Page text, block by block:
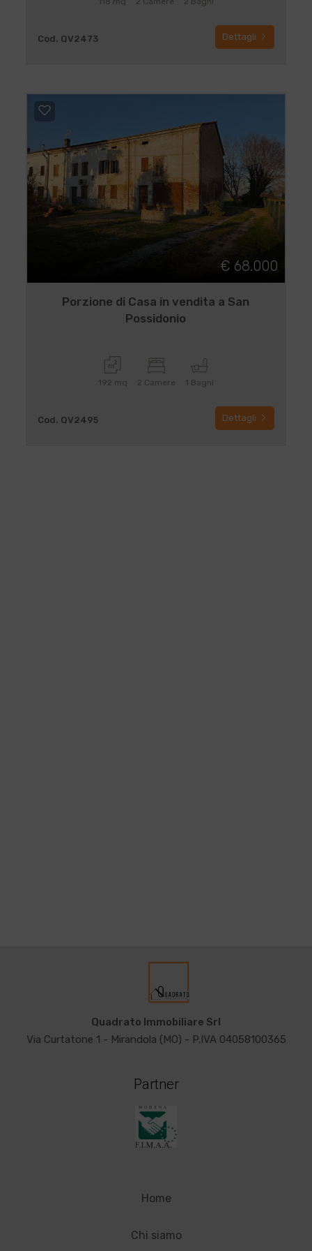
Cod. QV2473 Dettagli
€ 68.000
Porzione di Casa in vendita a San
Possidonio
192 mq 2 Camere 1 Bagni
Cod. QV2495 Dettagli
Quadrato Immobiliare Srl
Via Curtatone 1 - Mirandola (MO) - P.IVA 04058100365
Partner
Home
Chi siamo